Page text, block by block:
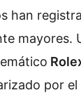
han
mayores.
por